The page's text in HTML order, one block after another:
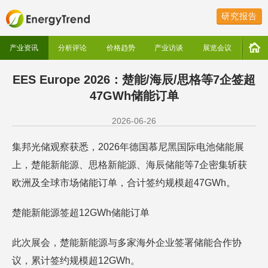
研究报告
产业资讯 分析评论 价格趋势 产业访谈 展览会议
EES Europe 2026：楚能/海辰/思格等7企签超
47GWh储能订单
2026-06-26
集邦光储观察获悉，2026年德国慕尼黑国际电池储能展
上，楚能新能源、思格新能源、海辰储能等7企密集斩获
欧洲及全球市场储能订单，合计签约规模超47GWh。
楚能新能源签超12GWh储能订单
此次展会，楚能新能源与多家海外企业签署储能合作协
议，累计签约规模超12GWh。